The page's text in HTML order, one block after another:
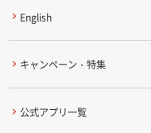
English
キャンペーン・特集
公式アプリ一覧